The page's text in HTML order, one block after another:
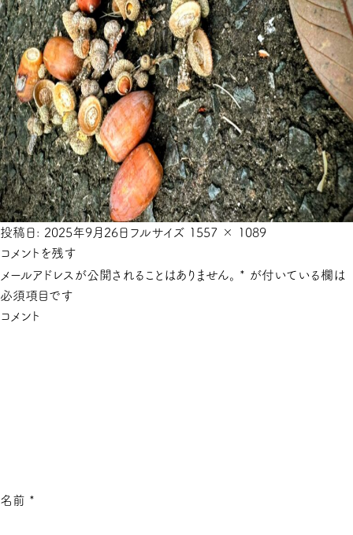
投稿日: 2025年9月26日 フルサイズ 1557 × 1089
コメントを残す
メールアドレスが公開されることはありません。
* が付いている欄は
必須項目です
コメント
名前 *